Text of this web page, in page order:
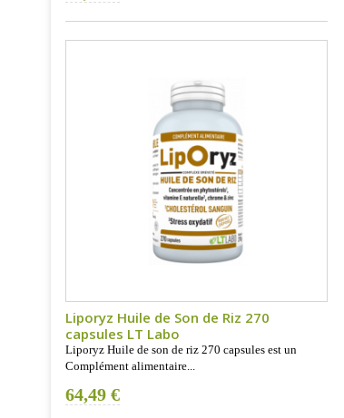
Liporyz Huile de Son de Riz 270
capsules LT Labo
Liporyz Huile de son de riz 270 capsules est un
Complément alimentaire...
64,49 €